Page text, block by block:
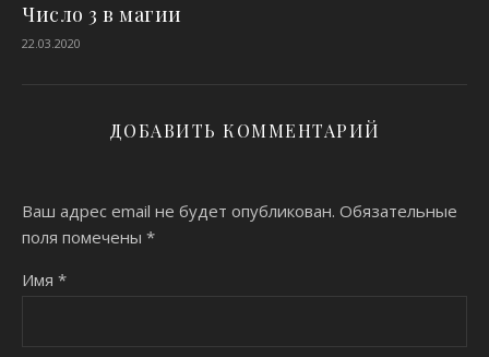
Число 3 в магии
22.03.2020
ДОБАВИТЬ КОММЕНТАРИЙ
Ваш адрес email не будет опубликован. Обязательные
поля помечены *
Имя *